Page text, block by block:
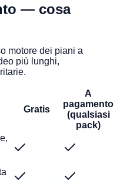
— cosa
motore dei piani a
più lunghi,
Gratis
A
pagamento
(qualsiasi
pack)